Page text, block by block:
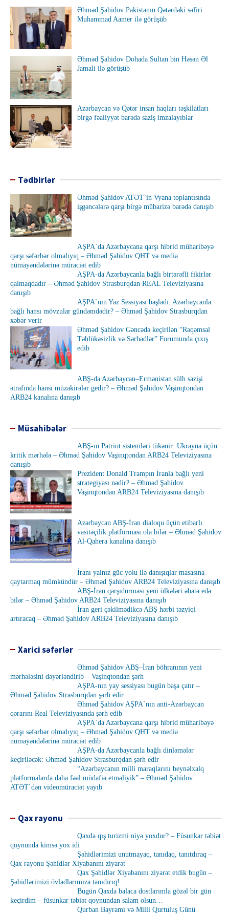
Əhməd Şahidov Pakistanın Qətərdəki səfiri
Muhammad Aamer ilə görüşüb
Əhməd Şahidov Dohada Sultan bin Həsən Əl
Jamali ilə görüşüb
Azərbaycan və Qətər insan haqları təşkilatları
birgə fəaliyyət barədə saziş imzalayıblar
Tədbirlər
Əhməd Şahidov ATƏT`in Vyana toplantısında
işgəncələrə qarşı birgə mübarizə barədə danışıb
AŞPA`da Azərbaycana qarşı hibrid müharibəyə
qarşı səfərbər olmalıyıq – Əhməd Şahidov QHT və media
nümayəndələrinə müraciət edib
AŞPA-da Azərbaycanla bağlı birtərəfli fikirlər
qalmaqdadır – Əhməd Şahidov Strasburqdan REAL Televiziyasına
danışıb
AŞPA`nın Yaz Sessiyası başladı: Azərbaycanla
bağlı hansı mövzular gündəmdədir? – Əhməd Şahidov Strasburqdan
xəbər verir
Əhməd Şahidov Gəncədə keçirilən “Rəqəmsal
Təhlükəsizlik və Sərhədlər” Forumunda çıxış
edib
ABŞ-da Azərbaycan–Ermənistan sülh sazişi
ətrafında hansı müzakirələr gedir? – Əhməd Şahidov Vaşinqtondan
ARB24 kanalına danışıb
Müsahibələr
ABŞ-ın Patriot sistemləri tükənir: Ukrayna üçün
kritik mərhələ – Əhməd Şahidov Vaşinqtondan ARB24 Televiziyasına
danışıb
Prezident Donald Trampın İranla bağlı yeni
strategiyası nədir? – Əhməd Şahidov
Vaşinqtondan ARB24 Televiziyasına danışıb
Azərbaycan ABŞ-İran dialoqu üçün etibarlı
vasitəçilik platforması ola bilər – Əhməd Şahidov
Al-Qahera kanalına danışıb
İranı yalnız güc yolu ilə danışıqlar masasına
qaytarmaq mümkündür – Əhməd Şahidov ARB24 Televiziyasına danışıb
ABŞ-İran qarşıdurması yeni ölkələri əhatə edə
bilər – Əhməd Şahidov ARB24 Televiziyasına danışıb
İran geri çəkilmədikcə ABŞ hərbi təzyiqi
artıracaq – Əhməd Şahidov ARB24 Televiziyasına danışıb
Xarici səfərlər
Əhməd Şahidov ABŞ–İran böhranının yeni
mərhələsini dəyərləndirib – Vaşinqtondan şərh
AŞPA-nın yay sessiyası bugün başa çatır –
Əhməd Şahidov Strasburqdan şərh edir
Əhməd Şahidov AŞPA`nın anti-Azərbaycan
qərarını Real Televiziyasında şərh edib
AŞPA`da Azərbaycana qarşı hibrid müharibəyə
qarşı səfərbər olmalıyıq – Əhməd Şahidov QHT və media
nümayəndələrinə müraciət edib
AŞPA-da Azərbaycanla bağlı dinləmələr
keçiriləcək: Əhməd Şahidov Strasburqdan şərh edir
“Azərbaycanın milli maraqlarını beynəlxalq
platformalarda daha fəal müdafiə etməliyik” – Əhməd Şahidov
ATƏT`dən videomüraciət yayıb
Qax rayonu
Qaxda qış turizmi niyə yoxdur? – Füsunkar təbiət
qoynunda kimsə yox idi
Şəhidlərimizi unutmayaq, tanıdaq, tanıtdıraq –
Qax rayonu Şəhidlər Xiyabanını ziyarət
Qax Şəhidlər Xiyabanını ziyarət etdik bugün –
Şəhidlərimizi övladlarımıza tanıdırıq!
Bugün Qaxda balaca dostlarımla gözəl bir gün
keçirdim – füsunkar təbiət qoynundan salam olsun…
Qurban Bayramı və Milli Qurtuluş Günü